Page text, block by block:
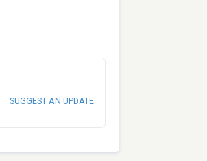
SUGGEST AN UPDATE